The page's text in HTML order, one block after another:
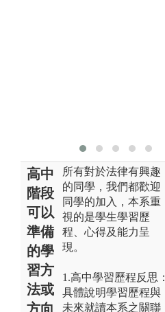
高中
階段
可以
準備
的學
習方
法或
方向
所有對於法律有興趣
的同學，我們都歡迎
同學的加入，本系重
視的是學生學習歷
程、心得及能力呈
現。
1.高中學習歷程反思：
具體說明學習歷程與
未來就讀本系之關聯